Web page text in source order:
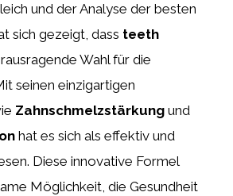
und der Analyse der besten
sich gezeigt, dass teeth
Wahl für die
seinen einzigartigen
Zahnschmelzstärkung und
hat es sich als effektiv und
Diese innovative Formel
Möglichkeit, die Gesundheit